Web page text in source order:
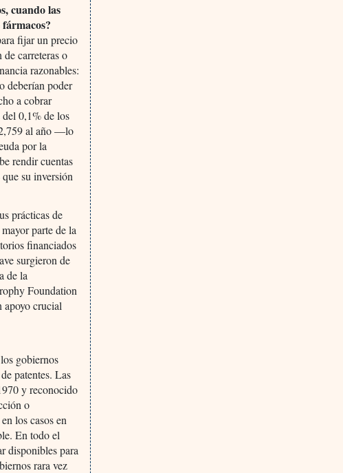
cuando las
fijar un precio
carreteras o
razonables:
deberían poder
a cobrar
0,1% de los
al año —lo
por la
rendir cuentas
su inversión
prácticas de
parte de la
financiados
surgieron de
de la
Foundation
crucial
gobiernos
patentes. Las
y reconocido
o
los casos en
En todo el
disponibles para
rara vez